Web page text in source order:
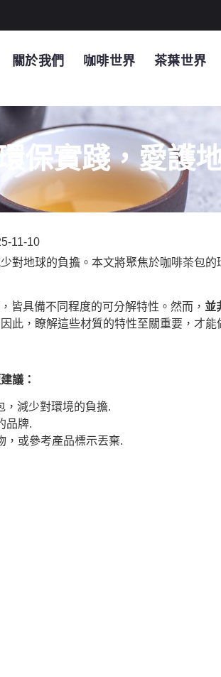
關於我們 咖啡世界 茶葉世界
保實踐，愛護
11-10
對地球的負擔。本文將聚焦於咖啡茶包
皆具備不同程度的可分解特性。然而， 並
此，瞭解這些材質的特性至關重要，才
議：
，減少對環境的負擔.
品牌.
，或參考產品標示丟棄.